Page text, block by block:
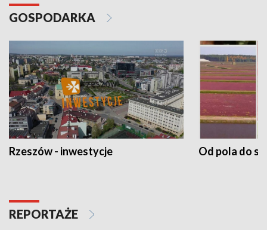
GOSPODARKA
Rzeszów - inwestycje Od pola do
REPORTAŻE